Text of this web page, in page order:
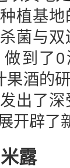
植基
菌与
到了
果酒的
出了
开辟了
露